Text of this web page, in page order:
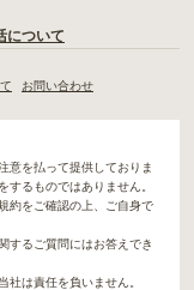
置き場所があるた
満足しています。
際は地元の花屋で
とんど家から持っ
について
お問い合わせ
意を払って提供しておりま
するものではありません。
約をご確認の上、ご自身で
するご質問にはお答えでき
社は責任を負いません。